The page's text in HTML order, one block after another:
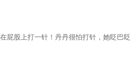
屁股上打一针！丹丹很怕打针，她眨巴眨